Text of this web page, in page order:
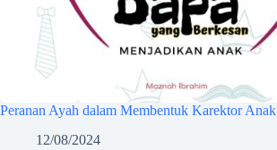
Peranan Ayah dalam Membentuk Karektor Anak
12/08/2024